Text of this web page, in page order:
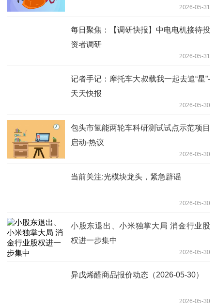
2026-05-31
每日聚焦：【调研快报】中电电机接待投
资者调研
2026-05-31
记者手记：摩托车大叔载我一起去追“星”-
天天快报
2026-05-30
包头市氢能两轮车科研测试试点示范项目
启动-热议
2026-05-30
当前关注:光模块龙头，紧急辟谣
2026-05-30
小股东退出、小米独掌大局 消金行业股
权进一步集中
2026-05-30
异戊烯醛商品报价动态（2026-05-30）
2026-05-30